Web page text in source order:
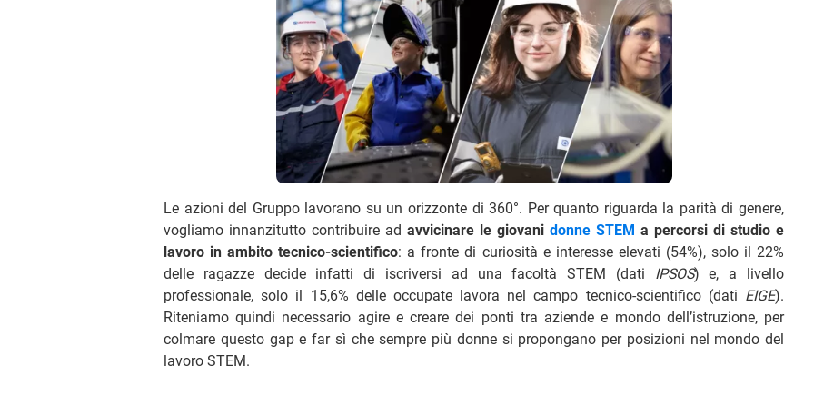
Le azioni del Gruppo lavorano su un orizzonte di 360°. Per quanto riguarda la parità di genere,
vogliamo innanzitutto contribuire ad avvicinare le giovani donne STEM a percorsi di studio e
lavoro in ambito tecnico-scientifico: a fronte di curiosità e interesse elevati (54%), solo il 22%
delle ragazze decide infatti di iscriversi ad una facoltà STEM (dati IPSOS) e, a livello
professionale, solo il 15,6% delle occupate lavora nel campo tecnico-scientifico (dati EIGE).
Riteniamo quindi necessario agire e creare dei ponti tra aziende e mondo dell’istruzione, per
colmare questo gap e far sì che sempre più donne si propongano per posizioni nel mondo del
lavoro STEM.